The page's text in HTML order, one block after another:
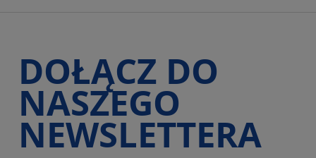
DOŁĄCZ DO
NASZEGO
NEWSLETTERA